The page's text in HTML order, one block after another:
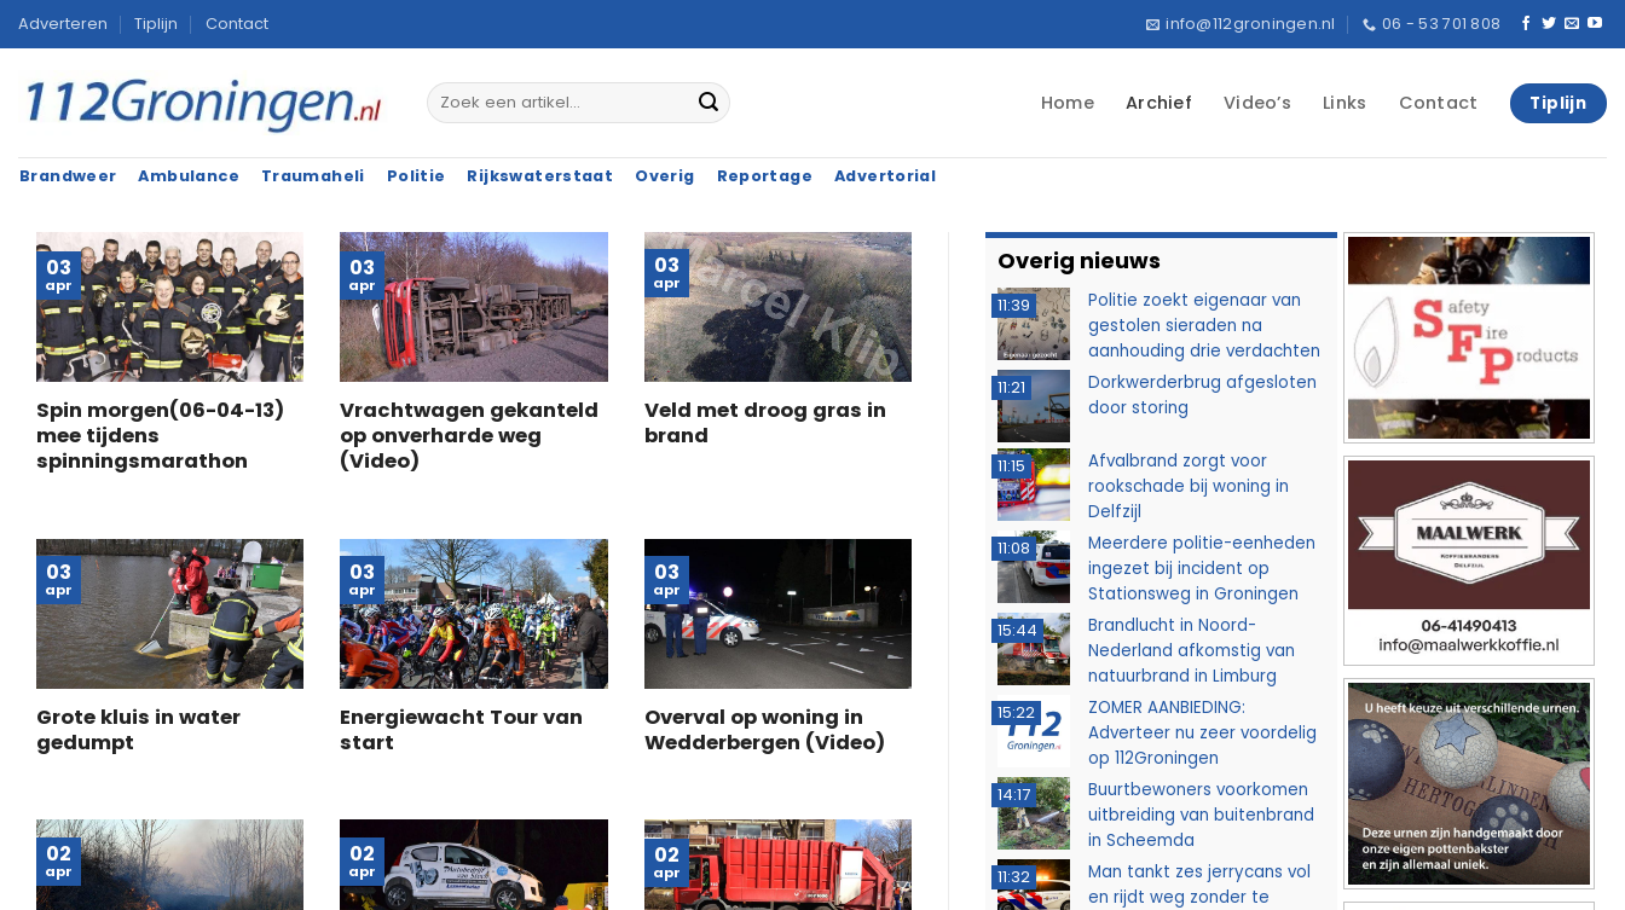
Ga
naar
inhoud
Adverteren Tiplijn Contact info@112groningen.nl 06 - 53 701 808
Home Archief Video’s Links Contact Tiplijn
Brandweer Ambulance Traumaheli Politie Rijkswaterstaat Overig Reportage Advertorial
Spin morgen(06-04-13)
mee tijdens
spinningsmarathon
03
apr
Vrachtwagen gekanteld
op onverharde weg
(Video)
03
apr
Veld met droog gras in
brand
03
apr
Grote kluis in water
gedumpt
03
apr
Energiewacht Tour van
start
03
apr
Overval op woning in
Wedderbergen (Video)
03
apr
02
apr
02
apr
02
apr
Overig nieuws
11:39
Politie zoekt eigenaar van
gestolen sieraden na
aanhouding drie verdachten
11:21
Dorkwerderbrug afgesloten
door storing
11:15
Afvalbrand zorgt voor
rookschade bij woning in
Delfzijl
11:08
Meerdere politie-eenheden
ingezet bij incident op
Stationsweg in Groningen
15:44
Brandlucht in Noord-
Nederland afkomstig van
natuurbrand in Limburg
15:22
ZOMER AANBIEDING:
Adverteer nu zeer voordelig
op 112Groningen
14:17
Buurtbewoners voorkomen
uitbreiding van buitenbrand
in Scheemda
11:32
Man tankt zes jerrycans vol
en rijdt weg zonder te